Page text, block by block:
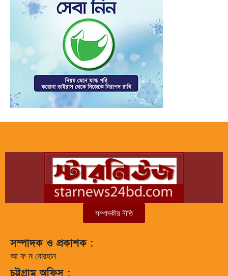
সম্পাদকীয় নীতি
সম্পাদক ও প্রকাশক :
আ ফ ম বোরহান
চট্টগ্রাম অফিস :